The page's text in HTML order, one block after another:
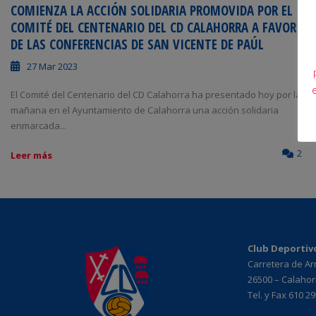
COMIENZA LA ACCIÓN SOLIDARIA PROMOVIDA POR EL
COMITÉ DEL CENTENARIO DEL CD CALAHORRA A FAVOR
DE LAS CONFERENCIAS DE SAN VICENTE DE PAÚL
27 Mar 2023
El Comité del Centenario del CD Calahorra ha presentado hoy por la
mañana en el Ayuntamiento de Calahorra una acción solidaria
enmarcada...
Leer más 2
Club
Carretera de
26500 –
Tel. y Fax 610